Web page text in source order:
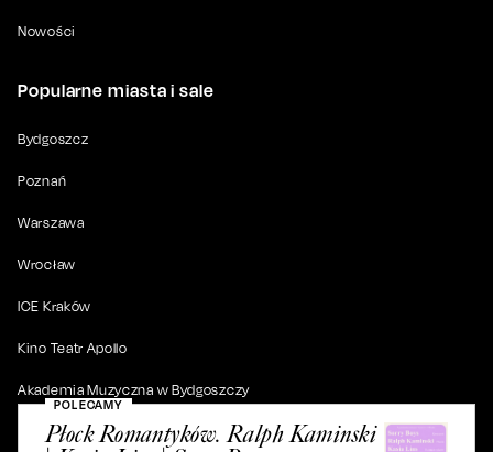
POLECAMY
Płock Romantyków. Ralph Kaminski
Nowości
Popularne miasta i sale
Bydgoszcz
Poznań
Warszawa
Wrocław
ICE Kraków
Kino Teatr Apollo
Akademia Muzyczna w Bydgoszczy